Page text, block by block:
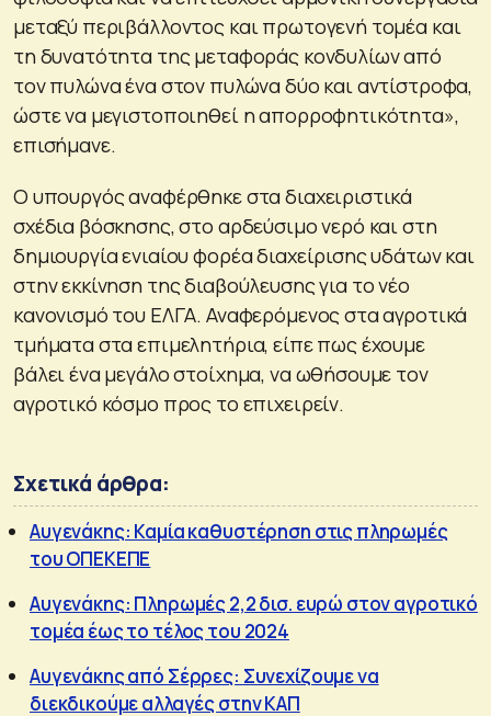
μεταξύ περιβάλλοντος και πρωτογενή τομέα και
τη δυνατότητα της μεταφοράς κονδυλίων από
τον πυλώνα ένα στον πυλώνα δύο και αντίστροφα,
ώστε να μεγιστοποιηθεί η απορροφητικότητα»,
επισήμανε.
Ο υπουργός αναφέρθηκε στα διαχειριστικά
σχέδια βόσκησης, στο αρδεύσιμο νερό και στη
δημιουργία ενιαίου φορέα διαχείρισης υδάτων και
στην εκκίνηση της διαβούλευσης για το νέο
κανονισμό του ΕΛΓΑ. Αναφερόμενος στα αγροτικά
τμήματα στα επιμελητήρια, είπε πως έχουμε
βάλει ένα μεγάλο στοίχημα, να ωθήσουμε τον
αγροτικό κόσμο προς το επιχειρείν.
Σχετικά άρθρα:
Αυγενάκης: Καμία καθυστέρηση στις πληρωμές
του ΟΠΕΚΕΠΕ
Αυγενάκης: Πληρωμές 2,2 δισ. ευρώ στον αγροτικό
τομέα έως το τέλος του 2024
Αυγενάκης από Σέρρες: Συνεχίζουμε να
διεκδικούμε αλλαγές στην ΚΑΠ